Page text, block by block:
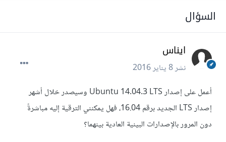
السؤال
ايناس
نشر8 يناير 2016
أعمل على إصدار Ubuntu 14.04.3 LTS وسيصدر خلال أشهر
إصدار LTS الجديد برقم 16.04، فهل يمكنني الترقية إليه مباشرةً
دون المرور بالإصدارات البينية العادية بينهما؟